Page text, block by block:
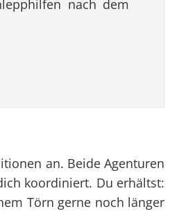
nach dem
an. Beide Agenturen
koordiniert. Du erhältst:
Törn gerne noch länger